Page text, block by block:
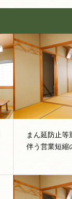
まん延防止等
伴う営業短縮